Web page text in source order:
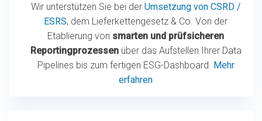
Wir unterstützen Sie bei der Umsetzung von CSRD /
ESRS, dem Lieferkettengesetz & Co. Von der
Etablierung von smarten und prüfsicheren
Reportingprozessenüber das Aufstellen Ihrer Data
Pipelines bis zum fertigen ESG-Dashboard. Mehr
erfahren